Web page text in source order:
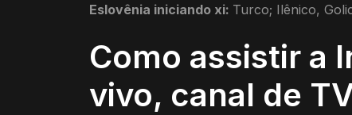
Eslovênia iniciando xi: Turco; Ilênico,
Como assistir a
vivo, canal de